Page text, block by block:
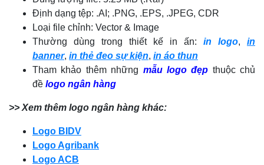
Định dạng tệp: .AI; .PNG, .EPS, .JPEG, CDR
Loại file chỉnh: Vector & Image
Thường dùng trong thiết kế in ấn: in logo, in
banner, in thẻ đeo sự kiện, in áo thun
Tham khảo thêm những mẫu logo đẹp thuộc chủ
đề logo ngân hàng
>> Xem thêm logo ngân hàng khác:
Logo BIDV
Logo Agribank
Logo ACB